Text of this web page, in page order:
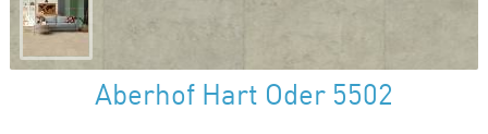
Aberhof Hart Oder 5502